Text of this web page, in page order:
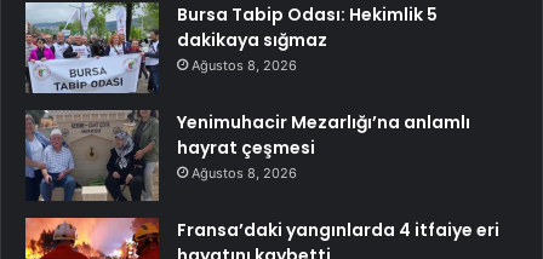
Bursa Tabip Odası: Hekimlik 5
dakikaya sığmaz
Ağustos 8, 2026
Yenimuhacir Mezarlığı’na anlamlı
hayrat çeşmesi
Ağustos 8, 2026
Fransa’daki yangınlarda 4 itfaiye eri